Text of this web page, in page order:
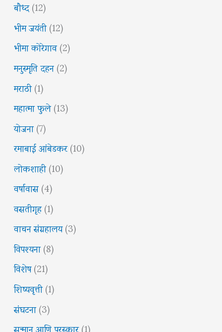
बौध्द(12)
भीम जयंती(12)
भीमा कोरेगाव(2)
मनुस्मृति दहन(2)
मराठी(1)
महात्मा फुले(13)
योजना(7)
रमाबाई आंबेडकर(10)
लोकशाही(10)
वर्षावास(4)
वसतीगृह(1)
वाचन संग्रहालय(3)
विपश्यना(8)
विशेष(21)
शिष्यवृत्ती(1)
संघटना(3)